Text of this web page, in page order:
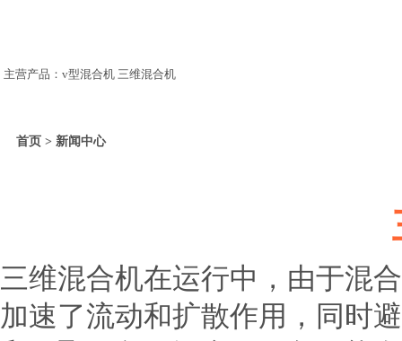
主营产品：v型混合机 三维混合机
首页 > 新闻中心
三维混合机在运行中，由于混
加速了流动和扩散作用，同时